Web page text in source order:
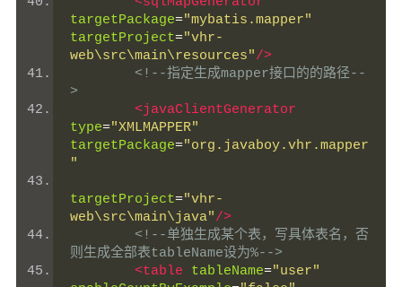
targetPackage="mybatis.mapper"
targetProject="vhr-
web\src\main\resources"/>
<!--指定生成mapper接口的的路径--
>
<javaClientGenerator
type="XMLMAPPER"
targetPackage="org.javaboy.vhr.mapper
"
targetProject="vhr-
web\src\main\java"/>
<!--单独生成某个表，写具体表名，否
则生成全部表tableName设为%-->
<table
tableName="user"